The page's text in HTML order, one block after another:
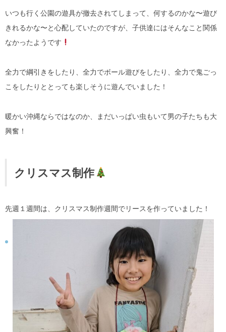
いつも行く公園の遊具が撤去されてしまって、何するのかな〜遊び
きれるかな〜と心配していたのですが、子供達にはそんなこと関係
なかったようです
全力で綱引きをしたり、全力でボール遊びをしたり、全力で鬼ごっ
こをしたりととっても楽しそうに遊んでいました！
暖かい沖縄ならではなのか、まだいっぱい虫もいて男の子たちも大
興奮！
クリスマス制作
先週１週間は、クリスマス制作週間でリースを作っていました！